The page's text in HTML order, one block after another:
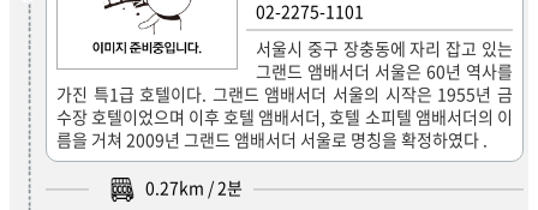
02-2275-1101
서울시 중구 장충동에 자리 잡고 있는
그랜드 앰배서더 서울은 60년 역사를
가진 특1급 호텔이다. 그랜드 앰배서더 서울의 시작은 1955년 금
수장 호텔이었으며 이후 호텔 앰배서더, 호텔 소피텔 앰배서더의 이
름을 거쳐 2009년 그랜드 앰배서더 서울로 명칭을 확정하였다 .
0.27km /2분